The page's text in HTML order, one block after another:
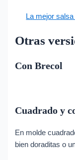
La mejor
Otras
Con Brecol
Cuadrado y
En molde
bien doraditas o